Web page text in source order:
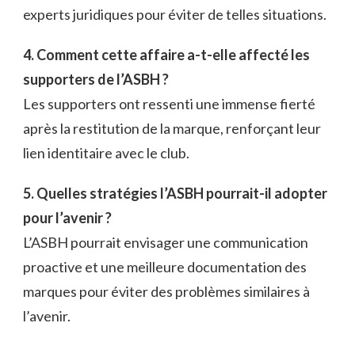
experts juridiques pour éviter de telles situations.
4. Comment cette affaire a-t-elle affecté les
supporters de l’ASBH ?
Les supporters ont ressenti une immense fierté
après la restitution de la marque, renforçant leur
lien identitaire avec le club.
5. Quelles stratégies l’ASBH pourrait-il adopter
pour l’avenir ?
L’ASBH pourrait envisager une communication
proactive et une meilleure documentation des
marques pour éviter des problèmes similaires à
l’avenir.